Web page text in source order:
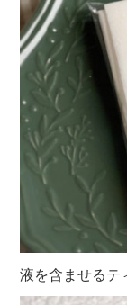
液を含ませるテ